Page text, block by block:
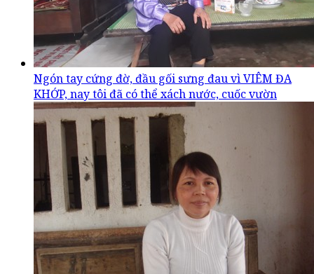
Ngón tay cứng đờ, đầu gối sưng đau vì VIÊM ĐA
KHỚP, nay tôi đã có thể xách nước, cuốc vườn